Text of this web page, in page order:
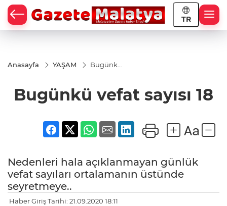
TR
Anasayfa YAŞAM
Bugünkü
Bugünkü vefat sayısı 18
Nedenleri hala açıklanmayan günlük
vefat sayıları ortalamanın üstünde
seyretmeye..
Haber Giriş Tarihi: 21.09.2020 18:11